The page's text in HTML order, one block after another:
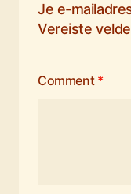
Je e-
Vereiste
Comment *